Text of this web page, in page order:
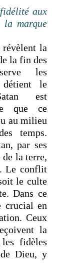
aux
la marque
révèlent la
la fin des
les
détient le
est
que ce
au milieu
temps.
par ses
la terre,
Le conflit
le culte
Dans ce
crucial en
Ceux
la
fidèles
de Dieu, y